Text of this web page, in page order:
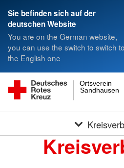
Sie befinden sich auf der
deutschen Website
You are on the German website,
you can use the switch to switch to
the English one
Sandhausen
Ortsverein